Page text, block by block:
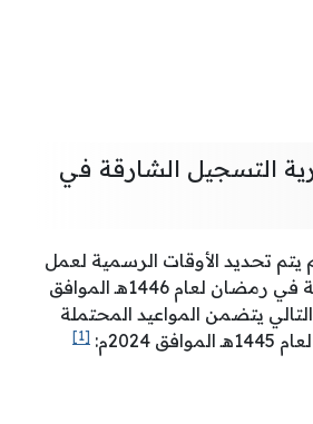
التسجيل الشارقة في
يتم تحديد الأوقات الرسمية لعمل
قرية تسجيل الشارقة في رمضان لعام 1446هـ الموافق
التالي يتضمن المواعيد المحتملة
2024م:
[1]